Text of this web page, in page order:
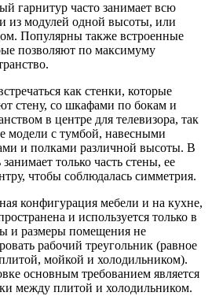
гарнитур часто занимает всю
из модулей одной высоты, или
Популярны также встроенные
позволяют по максимуму
как стенки, которые
стену, со шкафами по бокам и
в центре для телевизора, так
модели с тумбой, навесными
и полками различной высоты. В
только часть стены, ее
чтобы соблюдалась симметрия.
конфигурация мебели и на кухне,
и используется только в
и размеры помещения не
рабочий треугольник (равное
мойкой и холодильником).
основным требованием является
между плитой и холодильником.